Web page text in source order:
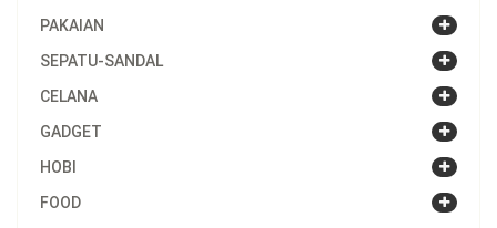
PAKAIAN
SEPATU-SANDAL
CELANA
GADGET
HOBI
FOOD